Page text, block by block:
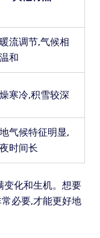
流调节,气候相
和
寒冷,积雪较深
气候特征明显,
时间长
变化和生机。想要
必要,才能更好地